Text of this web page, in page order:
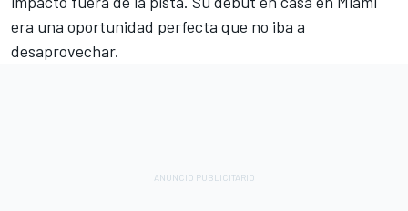
era una oportunidad perfecta que no iba a
desaprovechar.